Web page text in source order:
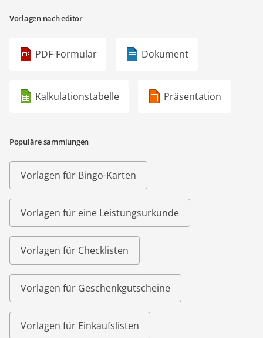
Vorlagen nach editor
PDF-Formular Dokument
Kalkulationstabelle Präsentation
Populäre sammlungen
Vorlagen für Bingo-Karten
Vorlagen für eine Leistungsurkunde
Vorlagen für Checklisten
Vorlagen für Geschenkgutscheine
Vorlagen für Einkaufslisten